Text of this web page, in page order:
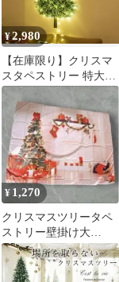
¥2,980
【在庫限り】クリスマ
スタペストリー 特大
2m クリスマスツリー
布 ウォールツリー
¥ 1,270
クリスマスツリータペ
ストリー壁掛け大
196×150cm